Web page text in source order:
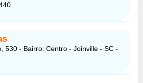
530 - Bairro: Centro - Joinville - SC -